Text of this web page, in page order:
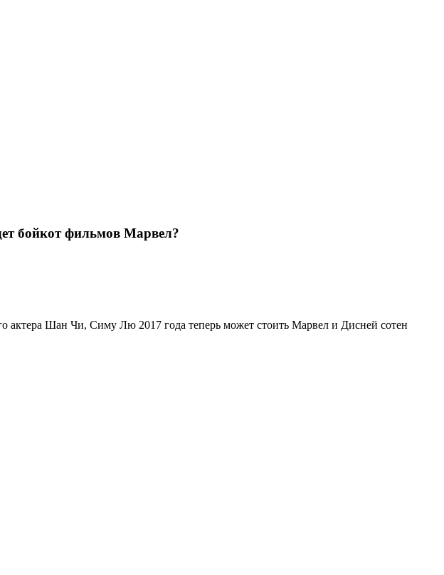
бойкот фильмов Марвел?
актера Шан Чи, Симу Лю 2017 года теперь может стоить Марвел и Дисней сотен